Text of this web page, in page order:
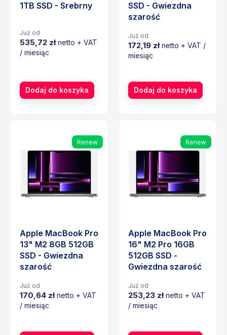
1TB SSD - Srebrny
Już od
535,72 złnetto + VAT
/ miesiąc
Dodaj do koszyka
SSD - Gwiezdna
szarość
Już od
172,19 złnetto + VAT /
miesiąc
Dodaj do koszyka
Renew
Apple MacBook Pro
13" M2 8GB 512GB
SSD - Gwiezdna
szarość
Już od
170,64 złnetto + VAT
/ miesiąc
Renew
Apple MacBook Pro
16" M2 Pro 16GB
512GB SSD -
Gwiezdna szarość
Już od
253,23 złnetto + VAT
/ miesiąc